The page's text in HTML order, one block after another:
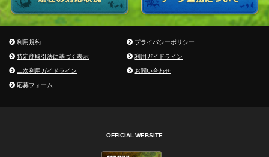
利用規約
プライバシーポリシー
特定商取引法に基づく表示
利用ガイドライン
二次利用ガイドライン
お問い合わせ
応募フォーム
OFFICIAL WEBSITE